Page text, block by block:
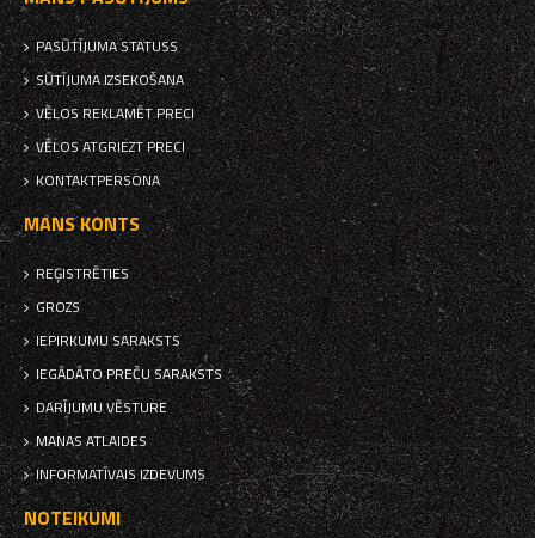
PASŪTĪJUMA STATUSS
SŪTĪJUMA IZSEKOŠANA
VĒLOS REKLAMĒT PRECI
VĒLOS ATGRIEZT PRECI
KONTAKTPERSONA
MANS KONTS
REĢISTRĒTIES
GROZS
IEPIRKUMU SARAKSTS
IEGĀDĀTO PREČU SARAKSTS
DARĪJUMU VĒSTURE
MANAS ATLAIDES
INFORMATĪVAIS IZDEVUMS
NOTEIKUMI